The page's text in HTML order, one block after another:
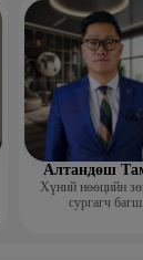
Алтандөш
Хүний нөөцийн
сургагч багш